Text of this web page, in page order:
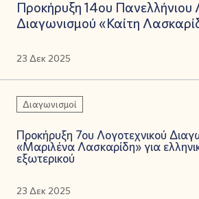
Προκήρυξη 14ου Πανελλήνιου
Διαγωνισμού «Καίτη
23 Δεκ 2025
Διαγωνισμοί
Προκήρυξη 7ου Λογοτεχνικού
«Μαριλένα Λασκαρίδη» για
εξωτερικού
23 Δεκ 2025